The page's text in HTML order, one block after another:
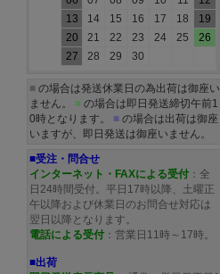
13
14 15 16 17 18
19
20
21 22 23 24 25
26
27
28 29 30
■ の場合は発送休業日の為出荷は御座い
ません。 ■ の場合は即日発送締切午前1
0時となります。 ■ の場合は出荷は御座
いますが、即日発送は御座いません。
■受注・問合せ
インターネット・FAXによる受付 ：全
日24時間受付。平日17時以降、土曜正
午以降および休業日のお問合せ対応は
翌日以降となります。
電話による受付 ：営業日11時～17時。
■出荷